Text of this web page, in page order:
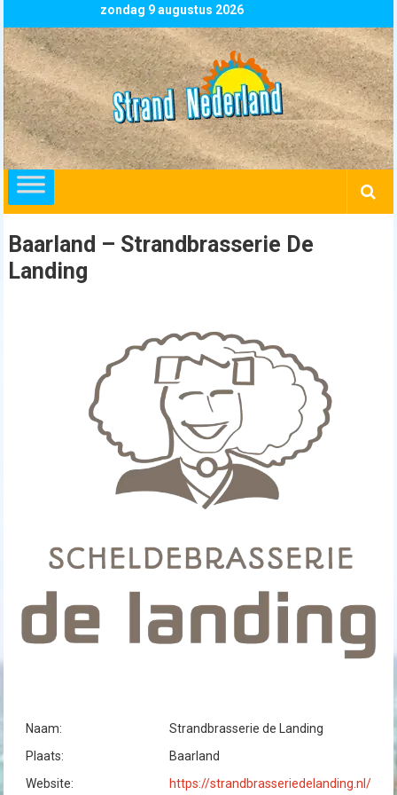
to
content
zondag 9 augustus 2026
Strand
Nederland
overzicht
alle
strandpaviljoens
strandtenten
en
beachclubs
Baarland – Strandbrasserie De
Landing
Naam:
Strandbrasserie de Landing
Plaats:
Baarland
Website:
https://strandbrasseriedelanding.nl/